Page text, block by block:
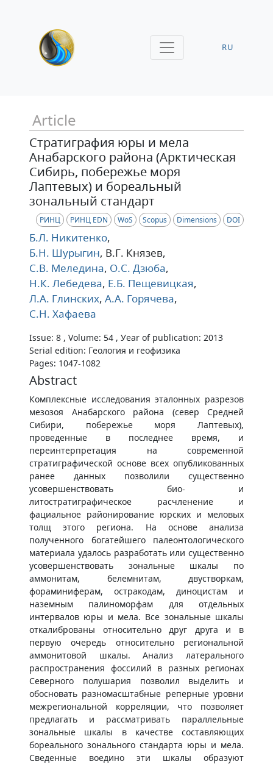
RU
Article
Стратиграфия юры и мела
Анабарского района (Арктическая
Сибирь, побережье моря
Лаптевых) и бореальный
зональный стандарт
РИНЦ РИНЦ EDN WoS Scopus Dimensions DOI
Б.Л. Никитенко,
Б.Н. Шурыгин, В.Г. Князев,
С.В. Меледина, О.С. Дзюба,
Н.К. Лебедева, Е.Б. Пещевицкая,
Л.А. Глинских, А.А. Горячева,
С.Н. Хафаева
Issue: 8 , Volume: 54 , Уear of publication: 2013
Serial edition: Геология и геофизика
Pages: 1047-1082
Abstract
Комплексные исследования эталонных разрезов
мезозоя Анабарского района (север Средней
Сибири, побережье моря Лаптевых),
проведенные в последнее время, и
переинтерпретация на современной
стратиграфической основе всех опубликованных
ранее данных позволили существенно
усовершенствовать био- и
литостратиграфическое расчленение и
фациальное районирование юрских и меловых
толщ этого региона. На основе анализа
полученного богатейшего палеонтологического
материала удалось разработать или существенно
усовершенствовать зональные шкалы по
аммонитам, белемнитам, двустворкам,
фораминиферам, остракодам, диноцистам и
наземным палиноморфам для отдельных
интервалов юры и мела. Все зональные шкалы
откалиброваны относительно друг друга и в
первую очередь относительно региональной
аммонитовой шкалы. Анализ латерального
распространения фоссилий в разных регионах
Северного полушария позволил выделить и
обосновать разномасштабные реперные уровни
межрегиональной корреляции, что позволяет
предлагать и рассматривать параллельные
зональные шкалы в качестве составляющих
бореального зонального стандарта юры и мела.
Сведенные воедино эти шкалы образуют